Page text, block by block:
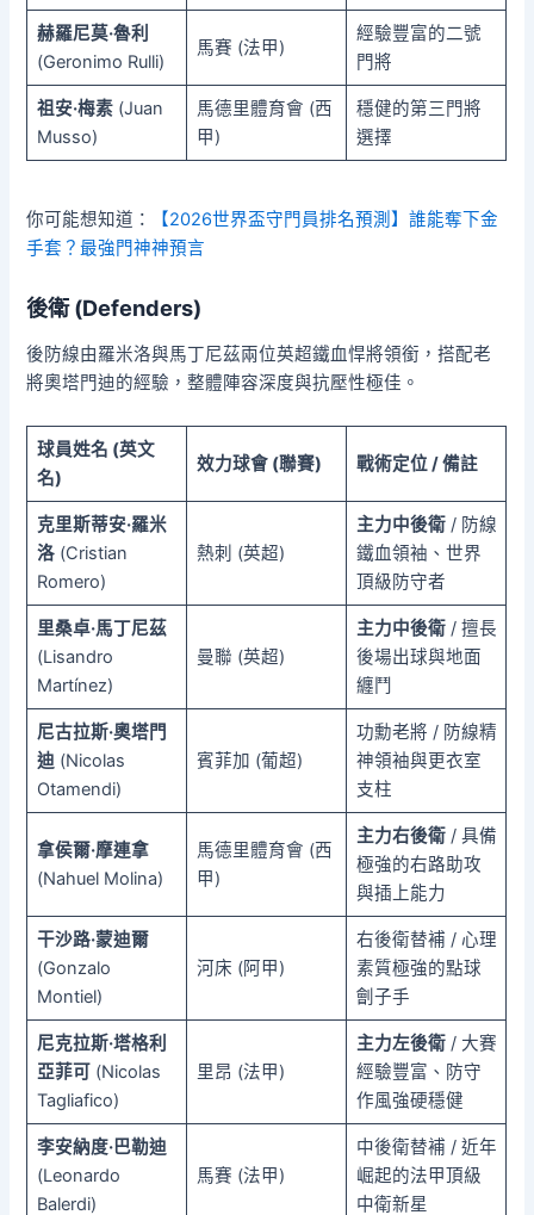
赫羅尼莫·魯利
(Geronimo Rulli)
馬賽 (法甲)
經驗豐富的二號
門將
祖安·梅素(Juan
Musso)
馬德里體育會 (西
甲)
穩健的第三門將
選擇
你可能想知道：
【2026世界盃守門員排名預測】誰能奪下金
手套？最強門神神預言
後衛 (Defenders)
後防線由羅米洛與馬丁尼茲兩位英超鐵血悍將領銜，搭配老
將奧塔門迪的經驗，整體陣容深度與抗壓性極佳。
球員姓名 (英文
名)
效力球會 (聯賽) 戰術定位 / 備註
克里斯蒂安·羅米
洛(Cristian
Romero)
熱刺 (英超)
主力中後衛/ 防線
鐵血領袖、世界
頂級防守者
里桑卓·馬丁尼茲
(Lisandro
Martínez)
曼聯 (英超)
主力中後衛/ 擅長
後場出球與地面
纏鬥
尼古拉斯·奧塔門
迪 (Nicolas
Otamendi)
賓菲加 (葡超)
功勳老將 / 防線精
神領袖與更衣室
支柱
拿侯爾·摩連拿
(Nahuel Molina)
馬德里體育會 (西
甲)
主力右後衛/ 具備
極強的右路助攻
與插上能力
干沙路·蒙迪爾
(Gonzalo
Montiel)
河床 (阿甲)
右後衛替補 / 心理
素質極強的點球
劊子手
尼克拉斯·塔格利
亞菲可(Nicolas
Tagliafico)
里昂 (法甲)
主力左後衛/ 大賽
經驗豐富、防守
作風強硬穩健
李安納度·巴勒迪
(Leonardo
Balerdi)
馬賽 (法甲)
中後衛替補 / 近年
崛起的法甲頂級
中衛新星